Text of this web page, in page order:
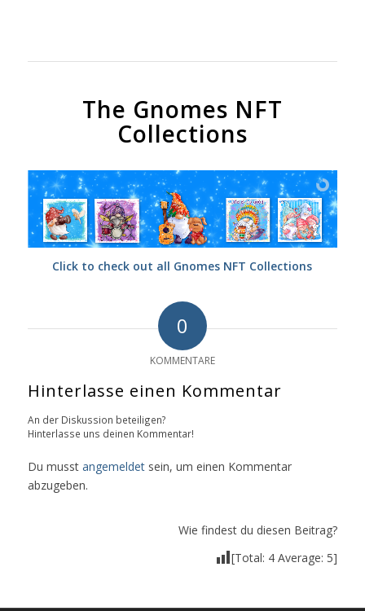
The Gnomes NFT
Collections
Click to check out all Gnomes NFT Collections
0
KOMMENTARE
Hinterlasse einen Kommentar
An der Diskussion beteiligen?
Hinterlasse uns deinen Kommentar!
Du musst angemeldetsein, um einen Kommentar
abzugeben.
Wie findest du diesen Beitrag?
[Total: 4 Average: 5]